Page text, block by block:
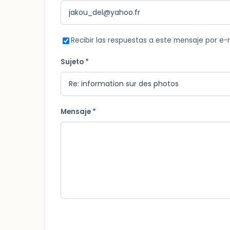
Recibir las respuestas a este mensaje por e-
Sujeto *
Mensaje *